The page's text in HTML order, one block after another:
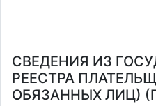
СВЕДЕНИЯ ИЗ
РЕЕСТРА
ОБЯЗАННЫХ ЛИЦ)